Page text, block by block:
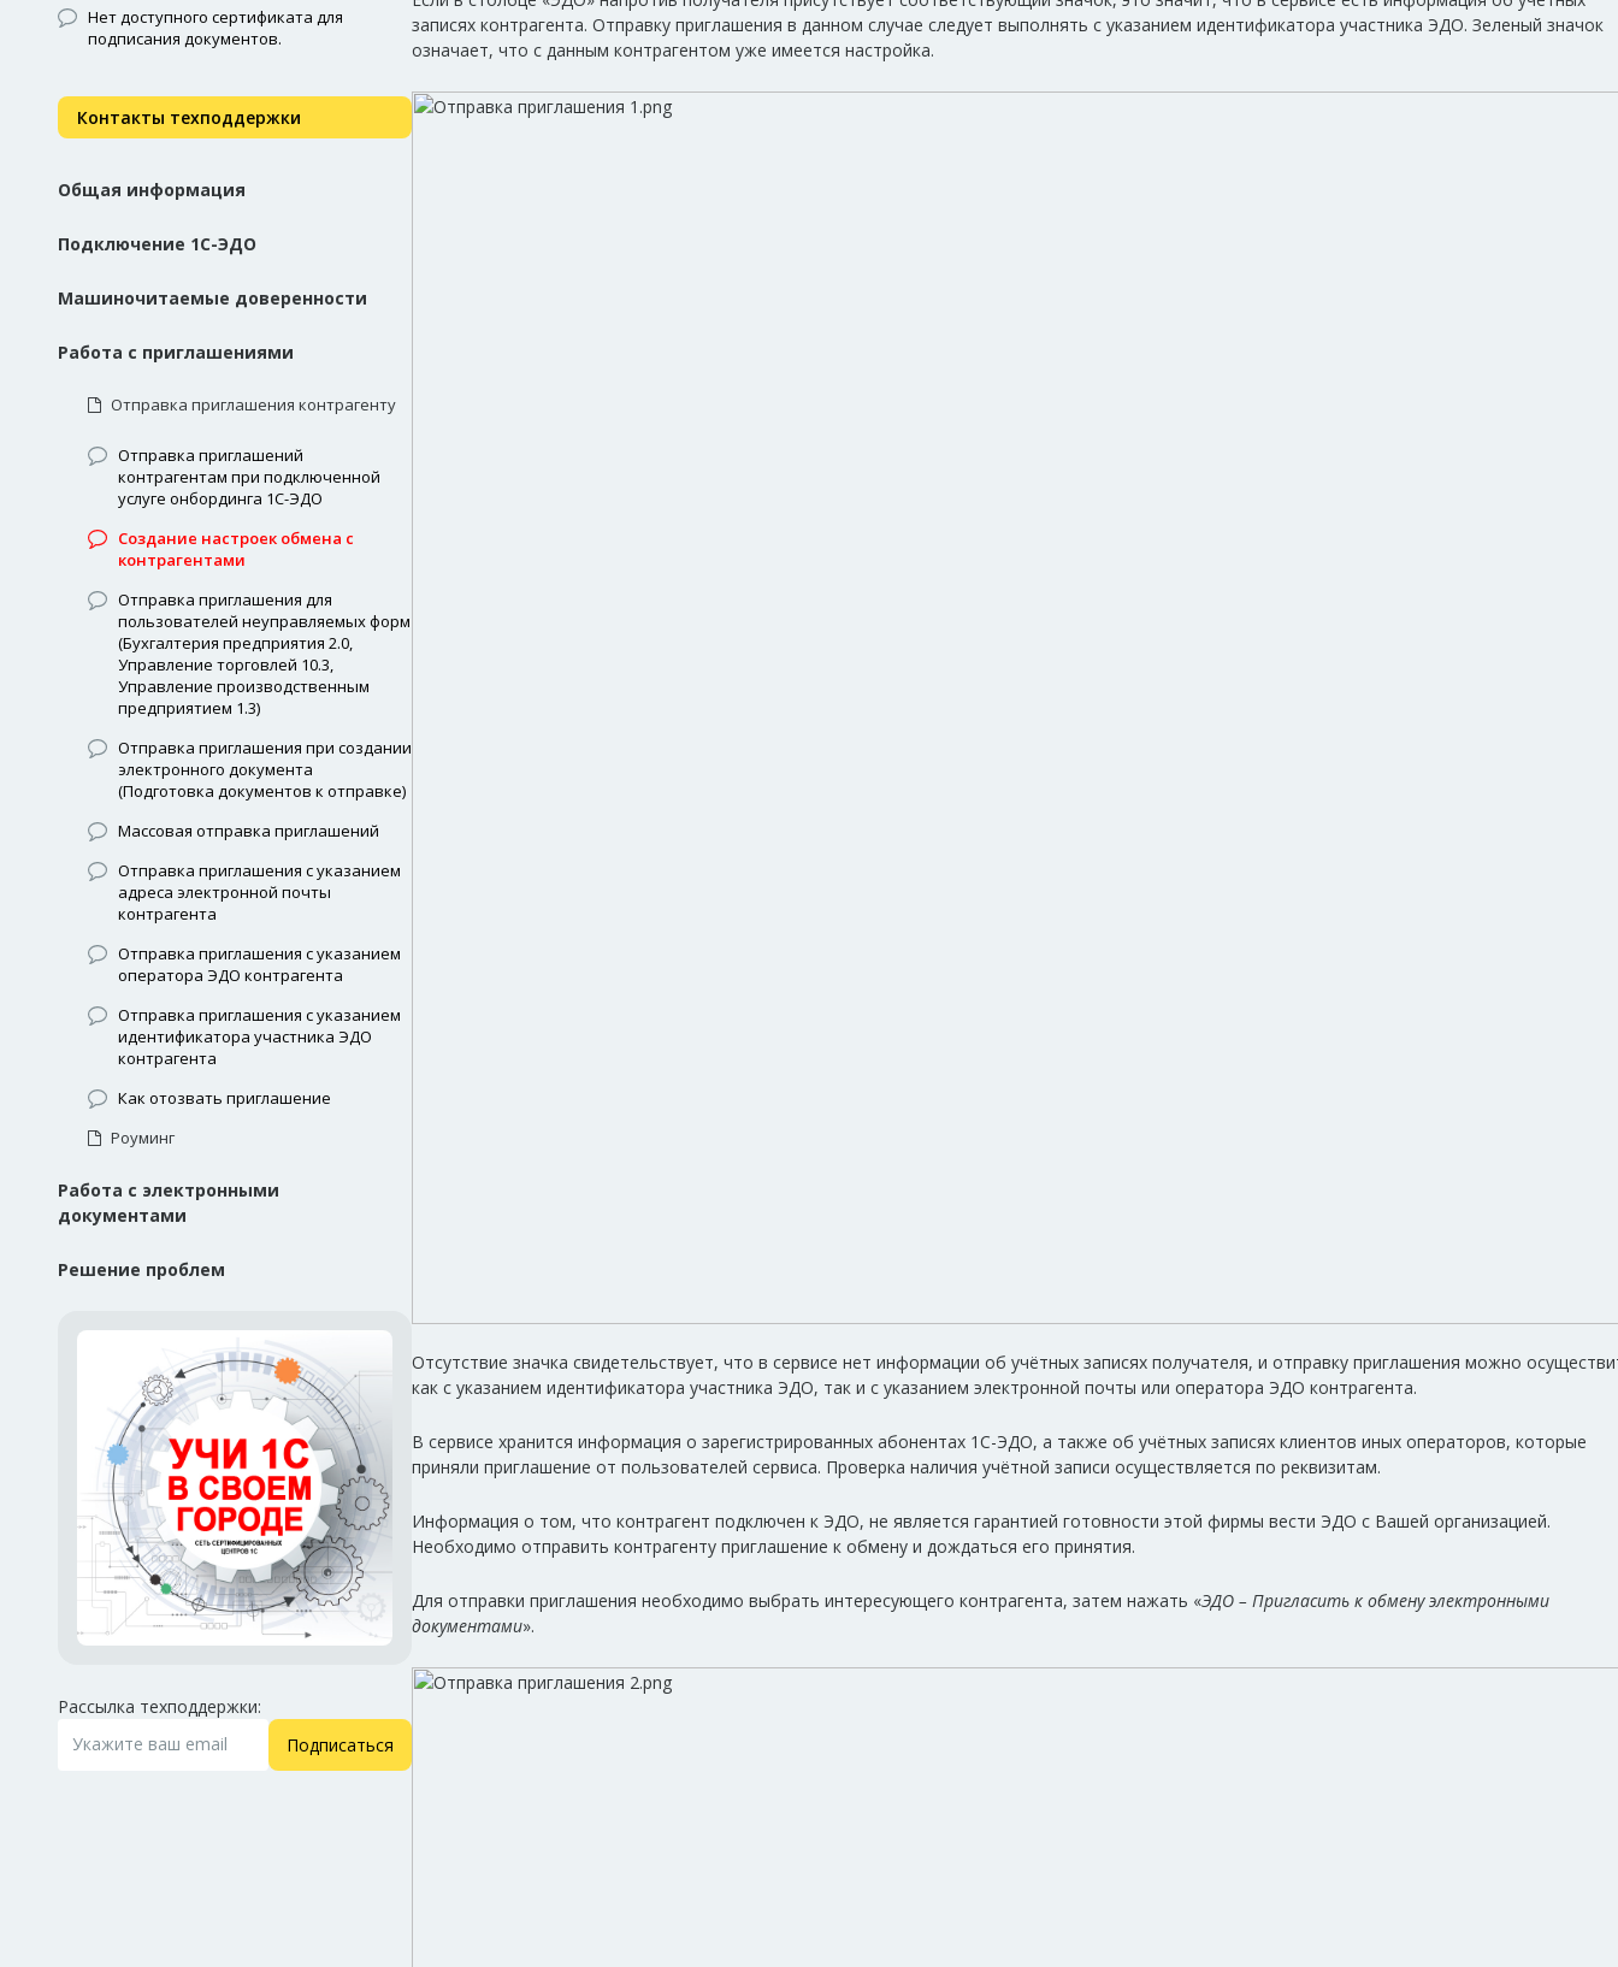
Нет доступного сертификата для
подписания документов.
Контакты техподдержки
Общая информация
Подключение 1С-ЭДО
Машиночитаемые доверенности
Работа с приглашениями
Отправка приглашения контрагенту
Отправка приглашений
контрагентам при подключенной
услуге онбординга 1С-ЭДО
Создание настроек обмена с
контрагентами
Отправка приглашения для
пользователей неуправляемых форм
(Бухгалтерия предприятия 2.0,
Управление торговлей 10.3,
Управление производственным
предприятием 1.3)
Отправка приглашения при создании
электронного документа
(Подготовка документов к отправке)
Массовая отправка приглашений
Отправка приглашения с указанием
адреса электронной почты
контрагента
Отправка приглашения с указанием
оператора ЭДО контрагента
Отправка приглашения с указанием
идентификатора участника ЭДО
контрагента
Как отозвать приглашение
Роуминг
Работа с электронными
документами
Решение проблем
Рассылка техподдержки:
Подписаться
записях контрагента. Отправку приглашения в данном случае следует выполнять с указанием идентификатора участника ЭДО. Зеленый значок
означает, что с данным контрагентом уже имеется настройка.
Отсутствие значка свидетельствует, что в сервисе нет информации об учётных записях получателя, и отправку приглашения можно
как с указанием идентификатора участника ЭДО, так и с указанием электронной почты или оператора ЭДО контрагента.
В сервисе хранится информация о зарегистрированных абонентах 1С-ЭДО, а также об учётных записях клиентов иных операторов, которые
приняли приглашение от пользователей сервиса. Проверка наличия учётной записи осуществляется по реквизитам.
Информация о том, что контрагент подключен к ЭДО, не является гарантией готовности этой фирмы вести ЭДО с Вашей организацией.
Необходимо отправить контрагенту приглашение к обмену и дождаться его принятия.
Для отправки приглашения необходимо выбрать интересующего контрагента, затем нажать «ЭДО – Пригласить к обмену электронными
документами».